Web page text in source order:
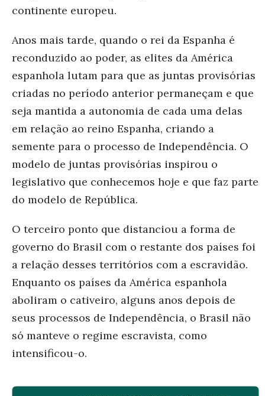
continente europeu.
Anos mais tarde, quando o rei da Espanha é
reconduzido ao poder, as elites da América
espanhola lutam para que as juntas provisórias
criadas no período anterior permaneçam e que
seja mantida a autonomia de cada uma delas
em relação ao reino Espanha, criando a
semente para o processo de Independência. O
modelo de juntas provisórias inspirou o
legislativo que conhecemos hoje e que faz parte
do modelo de República.
O terceiro ponto que distanciou a forma de
governo do Brasil com o restante dos países foi
a relação desses territórios com a escravidão.
Enquanto os países da América espanhola
aboliram o cativeiro, alguns anos depois de
seus processos de Independência, o Brasil não
só manteve o regime escravista, como
intensificou-o.